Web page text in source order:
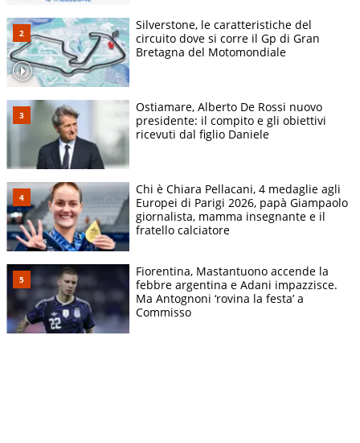
Silverstone, le caratteristiche del
circuito dove si corre il Gp di Gran
Bretagna del Motomondiale
Ostiamare, Alberto De Rossi nuovo
presidente: il compito e gli obiettivi
ricevuti dal figlio Daniele
Chi è Chiara Pellacani, 4 medaglie agli
Europei di Parigi 2026, papà Giampaolo
giornalista, mamma insegnante e il
fratello calciatore
Fiorentina, Mastantuono accende la
febbre argentina e Adani impazzisce.
Ma Antognoni ‘rovina la festa’ a
Commisso